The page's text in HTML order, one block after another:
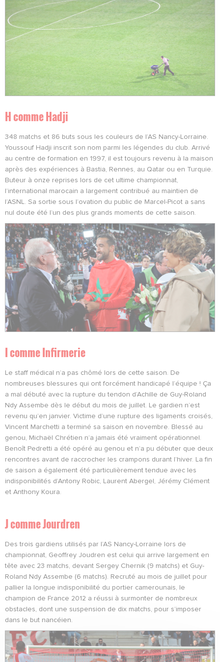
H comme Hadji
348 matchs et 86 buts sous les couleurs de l’AS Nancy-Lorraine.
Youssouf Hadji inscrit son nom parmi les légendes du club. Arrivé
au centre de formation en 1997, il est toujours revenu à la maison
après des expériences à Bastia, Rennes, au Qatar ou en Turquie.
Buteur à onze reprises lors de cet ultime championnat,
l’international marocain a largement contribué au maintien de
l’ASNL. Sa sortie sous l’ovation du public de Marcel-Picot a sans
nul doute été l’un des plus grands moments de cette saison.
I comme Infirmerie
Le staff médical n’a pas chômé lors de cette saison. De
nombreuses blessures qui ont forcément handicapé l’équipe ! Ça
a mal débuté avec la rupture du tendon d’Achille de Guy-Roland
Ndy Assembe dès le début du mois de juillet. Le gardien n’est
revenu qu’en janvier. Victime d’une rupture des ligaments croisés,
Vincent Marchetti a terminé sa saison en novembre. Blessé au
genou, Michaël Chrétien n’a jamais été vraiment opérationnel.
Benoît Pedretti a été opéré au genou et n’a pu débuter que deux
rencontres avant de raccrocher les crampons durant l’hiver. La fin
de saison a également été particulièrement tendue avec les
indisponibilités d’Antony Robic, Laurent Abergel, Jérémy Clément
et Anthony Koura.
J comme Jourdren
Des trois gardiens utilisés par l’AS Nancy-Lorraine lors de
championnat, Geoffrey Joudren est celui qui arrive largement en
tête avec 23 matchs, devant Sergey Chernik (9 matchs) et Guy-
Roland Ndy Assembe (6 matchs). Recruté au mois de juillet pour
pallier la longue indisponibilité du portier camerounais, le
champion de France 2012 a réussi à surmonter de nombreux
obstacles, dont une suspension de dix matchs, pour s’imposer
dans le but nancéien.